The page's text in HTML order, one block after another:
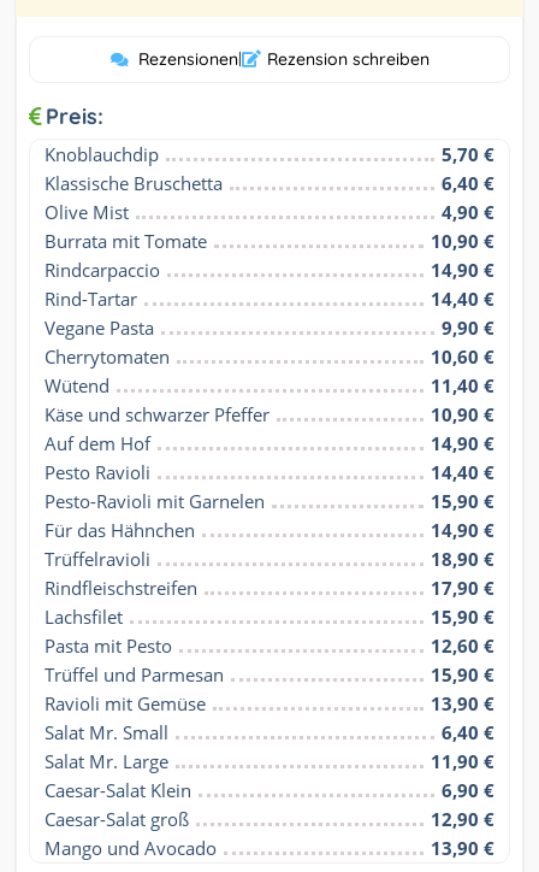
Rezensionen| Rezension schreiben
Preis:
Knoblauchdip
5,70 €
Klassische Bruschetta
6,40 €
Olive Mist
4,90 €
Burrata mit Tomate
10,90 €
Rindcarpaccio
14,90 €
Rind-Tartar
14,40 €
Vegane Pasta
9,90 €
Cherrytomaten
10,60 €
Wütend
11,40 €
Käse und schwarzer Pfeffer
10,90 €
Auf dem Hof
14,90 €
Pesto Ravioli
14,40 €
Pesto-Ravioli mit Garnelen
15,90 €
Für das Hähnchen
14,90 €
Trüffelravioli
18,90 €
Rindfleischstreifen
17,90 €
Lachsfilet
15,90 €
Pasta mit Pesto
12,60 €
Trüffel und Parmesan
15,90 €
Ravioli mit Gemüse
13,90 €
Salat Mr. Small
6,40 €
Salat Mr. Large
11,90 €
Caesar-Salat Klein
6,90 €
Caesar-Salat groß
12,90 €
Mango und Avocado
13,90 €